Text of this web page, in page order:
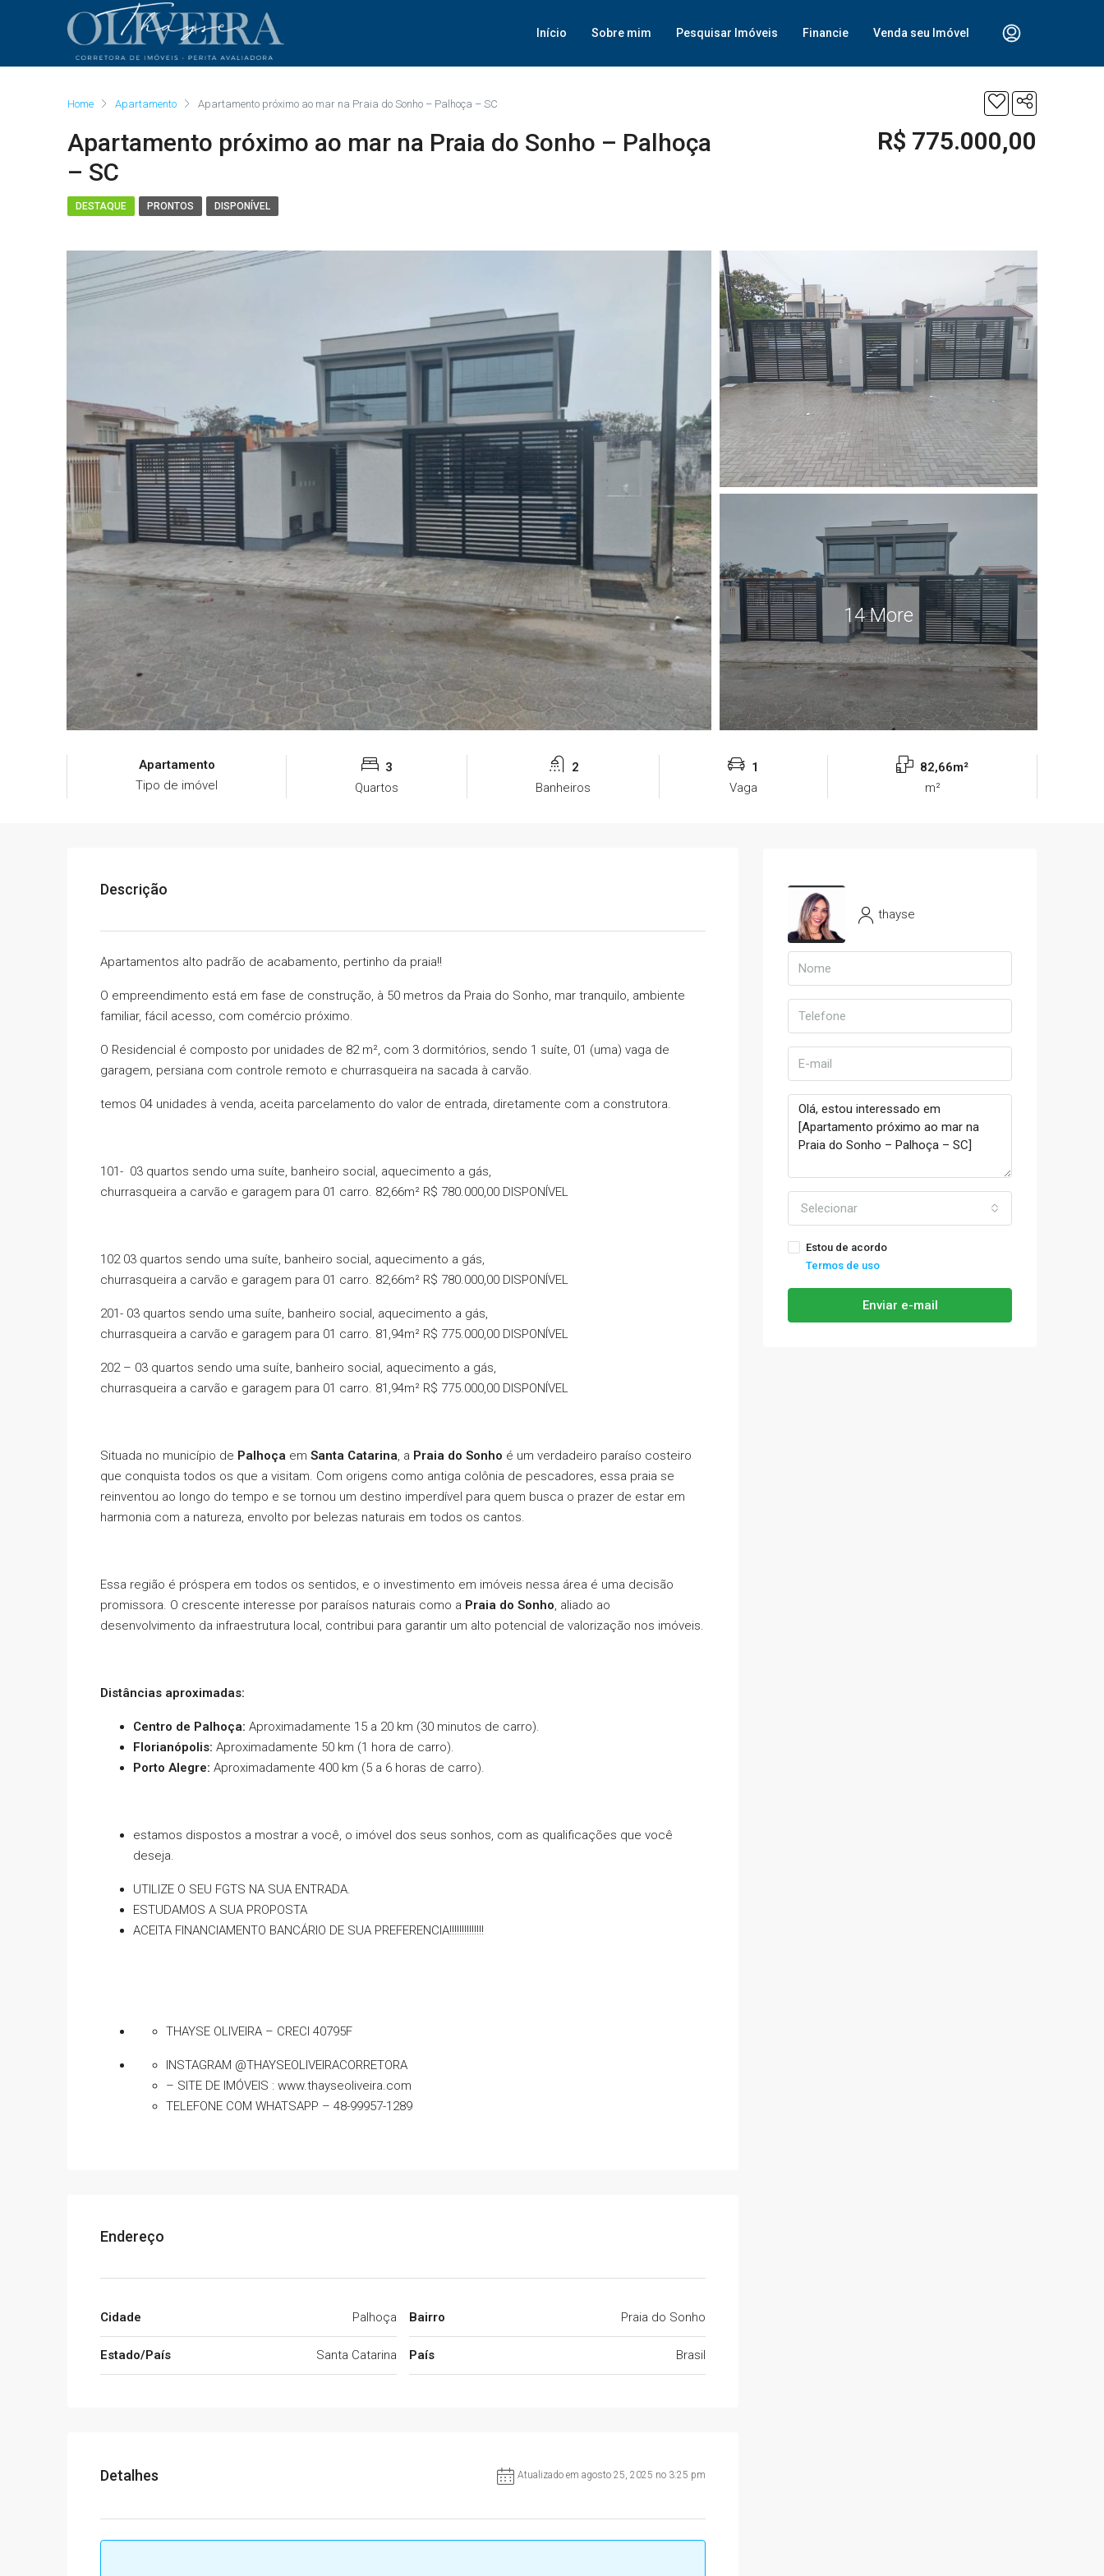
Início Sobre mim Pesquisar Imóveis Financie Venda seu Imóvel
Home Apartamento Apartamento próximo ao mar na Praia do Sonho – Palhoça – SC
Apartamento próximo ao mar na Praia do Sonho – Palhoça
– SC
R$ 775.000,00
DESTAQUE PRONTOS DISPONÍVEL
14 More
Apartamento
Tipo de imóvel
3
Quartos
2
Banheiros
1
Vaga
82,66m²
m²
Descrição
Apartamentos alto padrão de acabamento, pertinho da praia!!
O empreendimento está em fase de construção, à 50 metros da Praia do Sonho, mar tranquilo, ambiente
familiar, fácil acesso, com comércio próximo.
O Residencial é composto por unidades de 82 m², com 3 dormitórios, sendo 1 suíte, 01 (uma) vaga de
garagem, persiana com controle remoto e churrasqueira na sacada à carvão.
temos 04 unidades à venda, aceita parcelamento do valor de entrada, diretamente com a construtora.
101- 03 quartos sendo uma suíte, banheiro social, aquecimento a gás,
churrasqueira a carvão e garagem para 01 carro. 82,66m² R$ 780.000,00 DISPONÍVEL
102 03 quartos sendo uma suíte, banheiro social, aquecimento a gás,
churrasqueira a carvão e garagem para 01 carro. 82,66m² R$ 780.000,00 DISPONÍVEL
201- 03 quartos sendo uma suíte, banheiro social, aquecimento a gás,
churrasqueira a carvão e garagem para 01 carro. 81,94m² R$ 775.000,00 DISPONÍVEL
202 – 03 quartos sendo uma suíte, banheiro social, aquecimento a gás,
churrasqueira a carvão e garagem para 01 carro. 81,94m² R$ 775.000,00 DISPONÍVEL
Situada no município de Palhoça em Santa Catarina, a Praia do Sonho é um verdadeiro paraíso costeiro
que conquista todos os que a visitam. Com origens como antiga colônia de pescadores, essa praia se
reinventou ao longo do tempo e se tornou um destino imperdível para quem busca o prazer de estar em
harmonia com a natureza, envolto por belezas naturais em todos os cantos.
Essa região é próspera em todos os sentidos, e o investimento em imóveis nessa área é uma decisão
promissora. O crescente interesse por paraísos naturais como a Praia do Sonho, aliado ao
desenvolvimento da infraestrutura local, contribui para garantir um alto potencial de valorização nos imóveis.
Distâncias aproximadas:
Centro de Palhoça: Aproximadamente 15 a 20 km (30 minutos de carro).
Florianópolis: Aproximadamente 50 km (1 hora de carro).
Porto Alegre: Aproximadamente 400 km (5 a 6 horas de carro).
estamos dispostos a mostrar a você, o imóvel dos seus sonhos, com as qualificações que você
deseja.
UTILIZE O SEU FGTS NA SUA ENTRADA.
ESTUDAMOS A SUA PROPOSTA
ACEITA FINANCIAMENTO BANCÁRIO DE SUA PREFERENCIA!!!!!!!!!!!!!!
THAYSE OLIVEIRA – CRECI 40795F
INSTAGRAM @THAYSEOLIVEIRACORRETORA
– SITE DE IMÓVEIS : www.thayseoliveira.com
TELEFONE COM WHATSAPP – 48-99957-1289
Endereço
Cidade Palhoça
Estado/País Santa Catarina
Bairro Praia do Sonho
País Brasil
Detalhes Atualizado em agosto 25, 2025 no 3:25 pm
thayse
Selecionar
Estou de acordo
Termos de uso
Enviar e-mail